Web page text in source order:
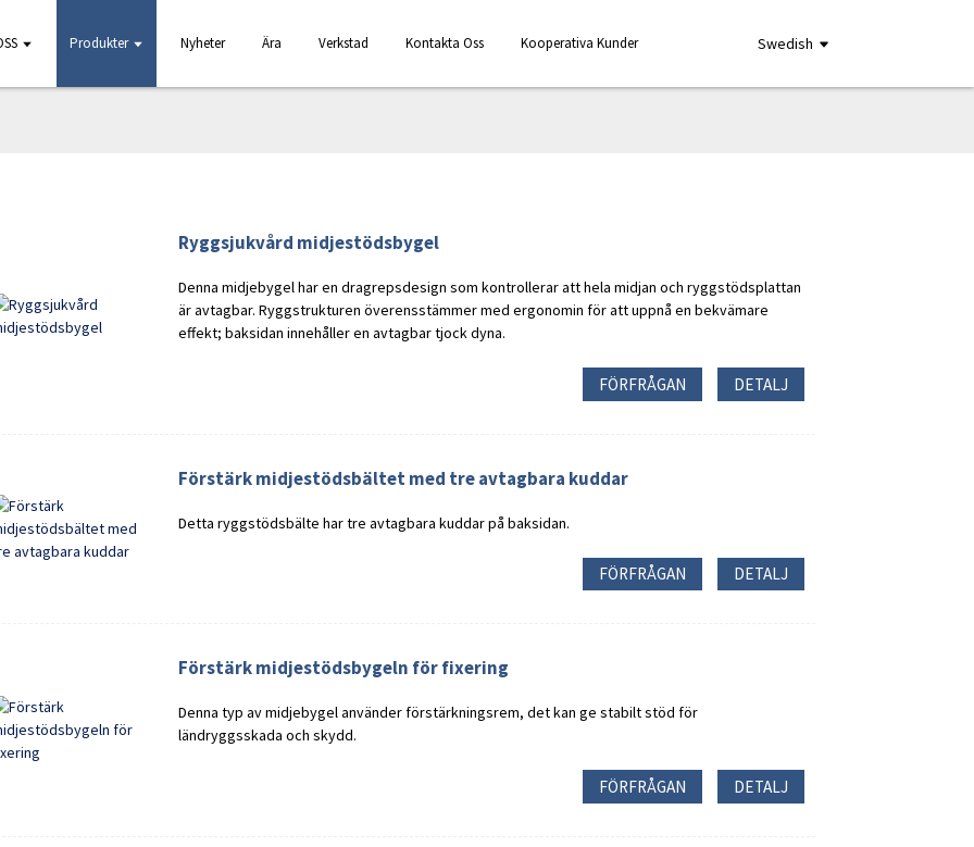
Produkter Nyheter Ära Verkstad Kontakta Oss Kooperativa Kunder Swedish
Ryggsjukvård midjestödsbygel
Denna midjebygel har en dragrepsdesign som kontrollerar att hela midjan och ryggstödsplattan
är avtagbar. Ryggstrukturen överensstämmer med ergonomin för att uppnå en bekvämare
effekt; baksidan innehåller en avtagbar tjock dyna.
FÖRFRÅGAN DETALJ
Förstärk midjestödsbältet med tre avtagbara kuddar
Detta ryggstödsbälte har tre avtagbara kuddar på baksidan.
FÖRFRÅGAN DETALJ
Förstärk midjestödsbygeln för fixering
Denna typ av midjebygel använder förstärkningsrem, det kan ge stabilt stöd för
ländryggsskada och skydd.
FÖRFRÅGAN DETALJ